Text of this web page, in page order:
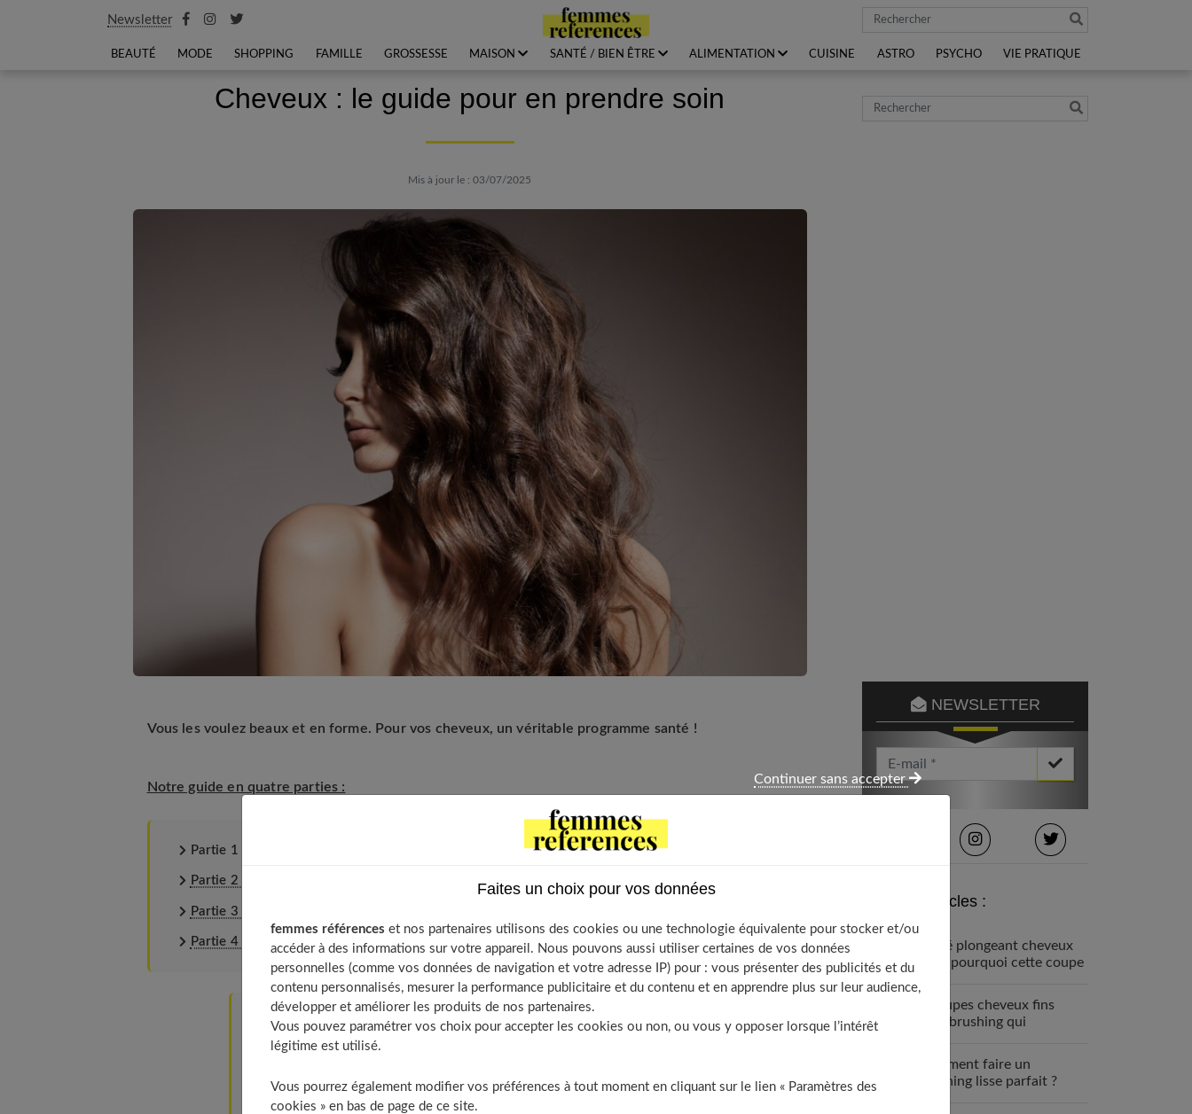
Newsletter Rechercher
BEAUTÉ MODE SHOPPING FAMILLE GROSSESSE MAISON SANTÉ / BIEN ÊTRE ALIMENTATION CUISINE ASTRO PSYCHO VIE PRATIQUE
Cheveux : le guide pour en prendre soin
Mis à jour le : 03/07/2025
Vous les voulez beaux et en forme. Pour vos cheveux, un véritable programme santé !
Notre guide en quatre parties :
Partie 1 : Le guide complet pour prendre soin de vos cheveux
Partie 2 : Les gestes santé pour vos cheveux
Partie 3 : Faites briller et câlinez vos cheveux pour les dynamiser
Partie 4 : Couleur maison : laquelle choisir et quels pièges éviter ?
Table of Contents
Vos cheveux sont-ils vraiment en bonne santé ?
Impossible de les démêler : ils font des nœuds
Rechercher
NEWSLETTER
Votre Email *
Derniers articles :
Carré plongeant cheveux
fins : pourquoi cette coupe
7 coupes cheveux fins
sans brushing qui
Comment faire un
brushing lisse parfait ?
Faites un choix pour vos données
femmes références et nos partenaires utilisons des cookies ou une technologie équivalente pour stocker et/ou
accéder à des informations sur votre appareil. Nous pouvons aussi utiliser certaines de vos données
personnelles (comme vos données de navigation et votre adresse IP) pour : vous présenter des publicités et du
contenu personnalisés, mesurer la performance publicitaire et du contenu et en apprendre plus sur leur audience,
développer et améliorer les produits de nos partenaires.
Vous pouvez paramétrer vos choix pour accepter les cookies ou non, ou vous y opposer lorsque l’intérêt
légitime est utilisé.
Vous pourrez également modifier vos préférences à tout moment en cliquant sur le lien « Paramètres des
cookies » en bas de page de ce site.
Continuer sans accepter